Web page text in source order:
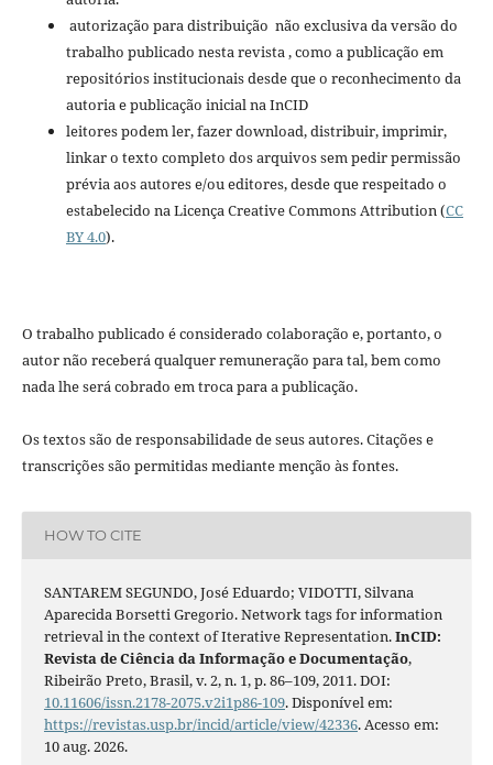
autorização para distribuição não exclusiva da versão do
trabalho publicado nesta revista , como a publicação em
repositórios institucionais desde que o reconhecimento da
autoria e publicação inicial na InCID
leitores podem ler, fazer download, distribuir, imprimir,
linkar o texto completo dos arquivos sem pedir permissão
prévia aos autores e/ou editores, desde que respeitado o
estabelecido na Licença Creative Commons Attribution (CC
BY 4.0).
O trabalho publicado é considerado colaboração e, portanto, o
autor não receberá qualquer remuneração para tal, bem como
nada lhe será cobrado em troca para a publicação.
Os textos são de responsabilidade de seus autores. Citações e
transcrições são permitidas mediante menção às fontes.
HOW TO CITE
SANTAREM SEGUNDO, José Eduardo; VIDOTTI, Silvana
Aparecida Borsetti Gregorio. Network tags for information
retrieval in the context of Iterative Representation.InCID:
Revista de Ciência da Informação e Documentação,
Ribeirão Preto, Brasil, v. 2, n. 1, p. 86–109, 2011. DOI:
10.11606/issn.2178-2075.v2i1p86-109. Disponível em:
https://revistas.usp.br/incid/article/view/42336. Acesso em:
10 aug. 2026.